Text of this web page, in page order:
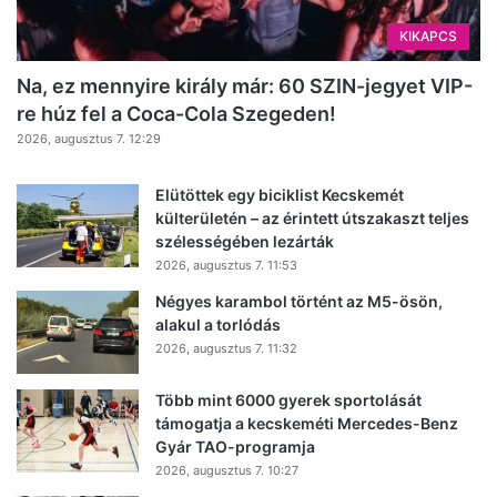
KIKAPCS
Na, ez mennyire király már: 60 SZIN-jegyet VIP-
re húz fel a Coca-Cola Szegeden!
2026, augusztus 7. 12:29
Elütöttek egy biciklist Kecskemét
külterületén – az érintett útszakaszt teljes
szélességében lezárták
2026, augusztus 7. 11:53
Négyes karambol történt az M5-ösön,
alakul a torlódás
2026, augusztus 7. 11:32
Több mint 6000 gyerek sportolását
támogatja a kecskeméti Mercedes-Benz
Gyár TAO-programja
2026, augusztus 7. 10:27